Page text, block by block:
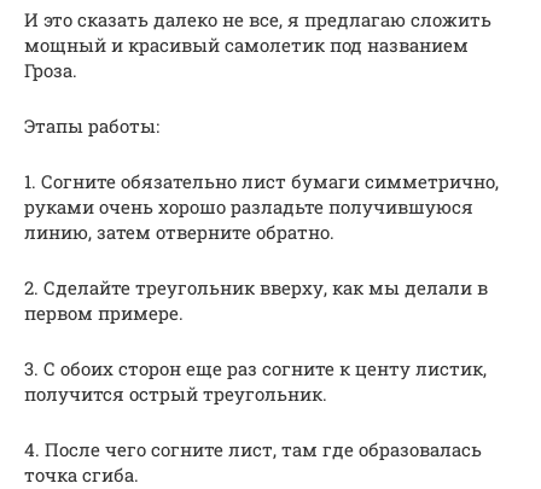
И это сказать далеко не все, я предлагаю сложить
мощный и красивый самолетик под названием
Гроза.
Этапы работы:
1. Согните обязательно лист бумаги симметрично,
руками очень хорошо разладьте получившуюся
линию, затем отверните обратно.
2. Сделайте треугольник вверху, как мы делали в
первом примере.
3. С обоих сторон еще раз согните к центу листик,
получится острый треугольник.
4. После чего согните лист, там где образовалась
точка сгиба.